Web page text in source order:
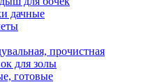
дачные
прочистная
для золы
готовые